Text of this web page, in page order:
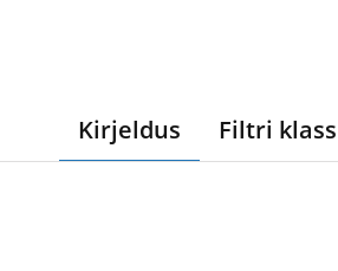
Kirjeldus Filtri klass